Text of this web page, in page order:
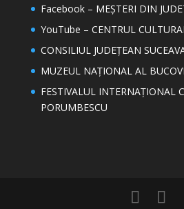
Facebook – MEȘTERI DIN
YouTube – CENTRUL
CONSILIUL JUDEȚEAN
MUZEUL NAȚIONAL AL
FESTIVALUL INTERNAȚIONAL
PORUMBESCU